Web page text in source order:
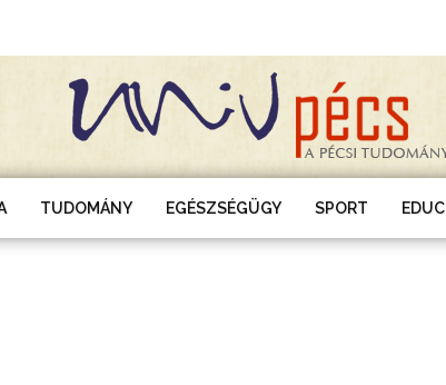
TUDOMÁNY EGÉSZSÉGÜGY SPORT EDUC